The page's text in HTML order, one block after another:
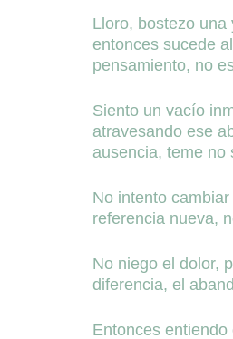
Lloro, bostezo
entonces sucede
pensamiento, no
Siento un vacío
atravesando ese
ausencia, teme no
No intento
referencia nueva,
No niego el dolor,
diferencia, el
Entonces